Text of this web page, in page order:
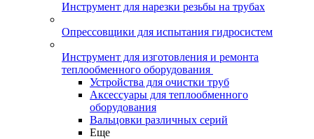
Инструмент для нарезки резьбы на трубах
Опрессовщики для испытания гидросистем
Инструмент для изготовления и ремонта
теплообменного оборудования
Устройства для очистки труб
Аксессуары для теплообменного
оборудования
Вальцовки различных серий
Еще